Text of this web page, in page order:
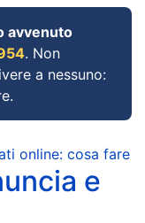
avvenuto
. Non
a nessuno:
online: cosa fare
e